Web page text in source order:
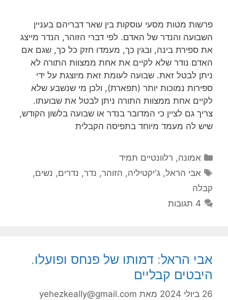
פרשות מטות מסעי עוסקות בין שאר דבריהם בעניין
השבועה והנדר של האדם. לפי דברי הזוהר, הנדר מייצג
את ספירת בינה, ובגין כך, מעמדו חזק כל כך, שגם אם
האדם נודר שלא לקיים את אחת ממצוות התורה לא
ניתן לבטל זאת. שבועה לעומת זאת מיוצגת על ידי
ספירות נמוכות יותר (תפארת), ולכן מי שנשבע שלא
לקיים אחת ממצוות התורה ניתן לבטל את שבועתו.
צריך גם לציין כי המדובר בנדר או שבועה בלשון הקודש,
שיש לה מעמד מיוחד בתפיסה הקבלית
קטגוריות
אמונה, רלוונטיים תמיד
תגיות
אבי הראל,ג'יקטיליה, הזוהר, נדר, נדרים, נשים,
קבלה
4 תגובות
אבי הראל: דמותו של פנחס ופועלו.
היבטים קבליים
26 ביולי 2024 מאת yehezkeally@gmail.com